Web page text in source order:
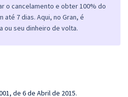
o cancelamento e obter 100% do
até 7 dias. Aqui, no Gran, é
ou seu dinheiro de volta.
de 6 de Abril de 2015.